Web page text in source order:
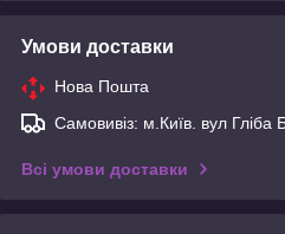
Умови доставки
Нова Пошта
Самовивіз: м.Київ. вул Гліба
Всі умови доставки